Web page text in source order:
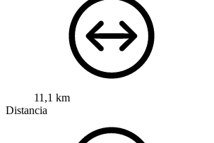
11,1 km
Distancia